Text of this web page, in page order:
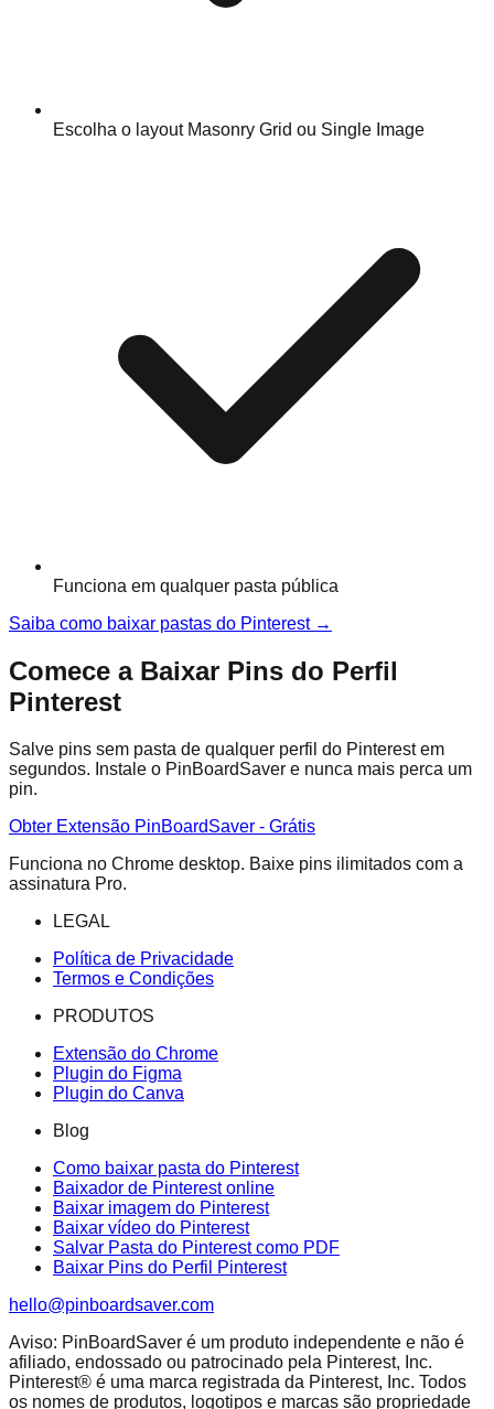
Escolha o layout Masonry Grid ou Single Image
Funciona em qualquer pasta pública
Saiba como baixar pastas do Pinterest→
Comece a Baixar Pins do Perfil
Pinterest
Salve pins sem pasta de qualquer perfil do Pinterest em
segundos. Instale o PinBoardSaver e nunca mais perca um
pin.
Obter Extensão PinBoardSaver - Grátis
Funciona no Chrome desktop. Baixe pins ilimitados com a
assinatura Pro.
LEGAL
Política de Privacidade
Termos e Condições
PRODUTOS
Extensão do Chrome
Plugin do Figma
Plugin do Canva
Blog
Como baixar pasta do Pinterest
Baixador de Pinterest online
Baixar imagem do Pinterest
Baixar vídeo do Pinterest
Salvar Pasta do Pinterest como PDF
Baixar Pins do Perfil Pinterest
hello@pinboardsaver.com
Aviso: PinBoardSaver é um produto independente e não é
afiliado, endossado ou patrocinado pela Pinterest, Inc.
Pinterest® é uma marca registrada da Pinterest, Inc. Todos
os nomes de produtos, logotipos e marcas são propriedade